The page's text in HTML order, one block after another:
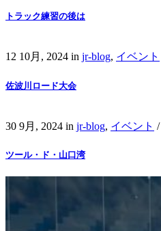
トラック練習の後は
12 10月, 2024 in jr-blog, イベント
佐波川ロード大会
30 9月, 2024 in jr-blog, イベント /
ツール・ド・山口湾